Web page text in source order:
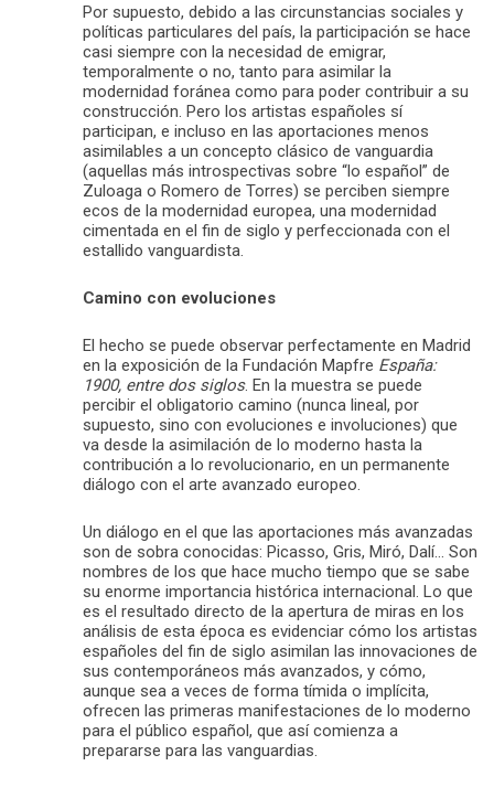
Por supuesto, debido a las circunstancias sociales y
políticas particulares del país, la participación se hace
casi siempre con la necesidad de emigrar,
temporalmente o no, tanto para asimilar la
modernidad foránea como para poder contribuir a su
construcción. Pero los artistas españoles sí
participan, e incluso en las aportaciones menos
asimilables a un concepto clásico de vanguardia
(aquellas más introspectivas sobre “lo español” de
Zuloaga o Romero de Torres) se perciben siempre
ecos de la modernidad europea, una modernidad
cimentada en el fin de siglo y perfeccionada con el
estallido vanguardista.
Camino con evoluciones
El hecho se puede observar perfectamente en Madrid
en la exposición de la Fundación Mapfre España:
1900, entre dos siglos. En la muestra se puede
percibir el obligatorio camino (nunca lineal, por
supuesto, sino con evoluciones e involuciones) que
va desde la asimilación de lo moderno hasta la
contribución a lo revolucionario, en un permanente
diálogo con el arte avanzado europeo.
Un diálogo en el que las aportaciones más avanzadas
son de sobra conocidas: Picasso, Gris, Miró, Dalí… Son
nombres de los que hace mucho tiempo que se sabe
su enorme importancia histórica internacional. Lo que
es el resultado directo de la apertura de miras en los
análisis de esta época es evidenciar cómo los artistas
españoles del fin de siglo asimilan las innovaciones de
sus contemporáneos más avanzados, y cómo,
aunque sea a veces de forma tímida o implícita,
ofrecen las primeras manifestaciones de lo moderno
para el público español, que así comienza a
prepararse para las vanguardias.